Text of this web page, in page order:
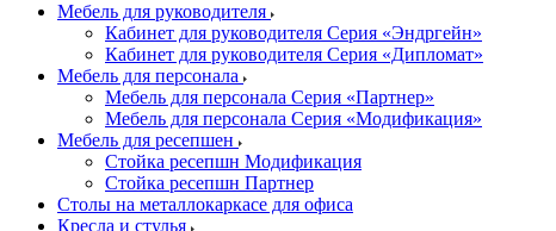
Мебель для руководителя
Кабинет для руководителя Серия «Эндргейн»
Кабинет для руководителя Серия «Дипломат»
Мебель для персонала
Мебель для персонала Серия «Партнер»
Мебель для персонала Серия «Модификация»
Мебель для ресепшен
Стойка ресепшн Модификация
Стойка ресепшн Партнер
Столы на металлокаркасе для офиса
Кресла и стулья